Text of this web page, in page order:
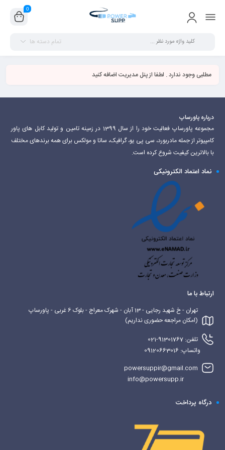
0
تمام دسته ها
مطلبی وجود ندارد . لطفا از پنل مدیریت اضافه کنید
درباره پاورساپ
مجموعه پاورساپ فعالیت خود را از سال 1399 در زمینه تامین و تولید کابل های پاور
کامپیوتر از جمله مادربورد، سی پی یو، گرافیک، ساتا و مولکس برای همه برندهای مختلف
با بالاترین کیفیت شروع کرده است.
نماد اعتماد الکترونیکی
ارتباط با ما
تهران - خ شهید رجایی - 13 آبان - شهرک معراج - بلوک 6 غربی - پاورساپ
(امکان مراجعه حضوری نداریم)
تلفن: 91301767-021
واتساپ: 09120663016
powersuppir@gmail.com
info@powersupp.ir
درگاه پرداخت